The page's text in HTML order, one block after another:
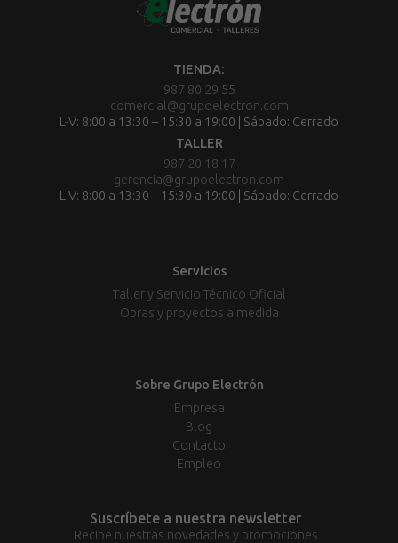
TIENDA:
987 80 29 55
comercial@grupoelectron.com
L-V: 8:00 a 13:30 – 15:30 a 19:00 | Sábado: Cerrado
TALLER
987 20 18 17
gerencia@grupoelectron.com
L-V: 8:00 a 13:30 – 15:30 a 19:00 | Sábado: Cerrado
Servicios
Taller y Servicio Técnico Oficial
Obras y proyectos a medida
Sobre Grupo Electrón
Empresa
Blog
Contacto
Empleo
Suscríbete a nuestra newsletter
Recibe nuestras novedades y promociones